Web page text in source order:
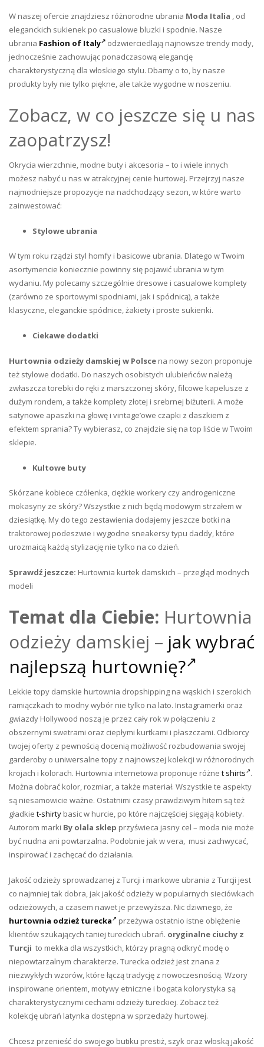
W naszej ofercie znajdziesz różnorodne ubrania Moda Italia , od
eleganckich sukienek po casualowe bluzki i spodnie. Nasze
ubrania Fashion of Italy
odzwierciedlają najnowsze trendy mody,
jednocześnie zachowując ponadczasową elegancję
charakterystyczną dla włoskiego stylu. Dbamy o to, by nasze
produkty były nie tylko piękne, ale także wygodne w noszeniu.
Zobacz, w co jeszcze się u nas
zaopatrzysz!
Okrycia wierzchnie, modne buty i akcesoria – to i wiele innych
możesz nabyć u nas w atrakcyjnej cenie hurtowej. Przejrzyj nasze
najmodniejsze propozycje na nadchodzący sezon, w które warto
zainwestować:
Stylowe ubrania
W tym roku rządzi styl homfy i basicowe ubrania. Dlatego w Twoim
asortymencie koniecznie powinny się pojawić ubrania w tym
wydaniu. My polecamy szczególnie dresowe i casualowe komplety
(zarówno ze sportowymi spodniami, jak i spódnicą), a także
klasyczne, eleganckie spódnice, żakiety i proste sukienki.
Ciekawe dodatki
Hurtownia odzieży damskiej w Polsce na nowy sezon proponuje
też stylowe dodatki. Do naszych osobistych ulubieńców należą
zwłaszcza torebki do ręki z marszczonej skóry, filcowe kapelusze z
dużym rondem, a także komplety złotej i srebrnej biżuterii. A może
satynowe apaszki na głowę i vintage’owe czapki z daszkiem z
efektem sprania? Ty wybierasz, co znajdzie się na top liście w Twoim
sklepie.
Kultowe buty
Skórzane kobiece czółenka, ciężkie workery czy androgeniczne
mokasyny ze skóry? Wszystkie z nich będą modowym strzałem w
dziesiątkę. My do tego zestawienia dodajemy jeszcze botki na
traktorowej podeszwie i wygodne sneakersy typu daddy, które
urozmaicą każdą stylizację nie tylko na co dzień.
Sprawdź jeszcze: Hurtownia kurtek damskich – przegląd modnych
modeli
Temat dla Ciebie: Hurtownia
odzieży damskiej – jak wybrać
najlepszą hurtownię?
Lekkie topy damskie hurtownia dropshipping na wąskich i szerokich
ramiączkach to modny wybór nie tylko na lato. Instagramerki oraz
gwiazdy Hollywood noszą je przez cały rok w połączeniu z
obszernymi swetrami oraz ciepłymi kurtkami i płaszczami. Odbiorcy
twojej oferty z pewnością docenią możliwość rozbudowania swojej
garderoby o uniwersalne topy z najnowszej kolekcji w różnorodnych
krojach i kolorach. Hurtownia internetowa proponuje różne t shirts .
Można dobrać kolor, rozmiar, a także materiał. Wszystkie te aspekty
są niesamowicie ważne. Ostatnimi czasy prawdziwym hitem są też
gładkie t-shirty basic w hurcie, po które najczęściej sięgają kobiety.
Autorom marki By olala sklep przyświeca jasny cel – moda nie może
być nudna ani powtarzalna. Podobnie jak w vera, musi zachwycać,
inspirować i zachęcać do działania.
Jakość odzieży sprowadzanej z Turcji i markowe ubrania z Turcji jest
co najmniej tak dobra, jak jakość odzieży w popularnych sieciówkach
odzieżowych, a czasem nawet je przewyższa. Nic dziwnego, że
hurtownia odzież turecka
przeżywa ostatnio istne oblężenie
klientów szukających taniej tureckich ubrań. oryginalne ciuchy z
Turcji to mekka dla wszystkich, którzy pragną odkryć modę o
niepowtarzalnym charakterze. Turecka odzież jest znana z
niezwykłych wzorów, które łączą tradycję z nowoczesnością. Wzory
inspirowane orientem, motywy etniczne i bogata kolorystyka są
charakterystycznymi cechami odzieży tureckiej. Zobacz też
kolekcję ubrań latynka dostępna w sprzedaży hurtowej.
Chcesz przenieść do swojego butiku prestiż, szyk oraz włoską jakość